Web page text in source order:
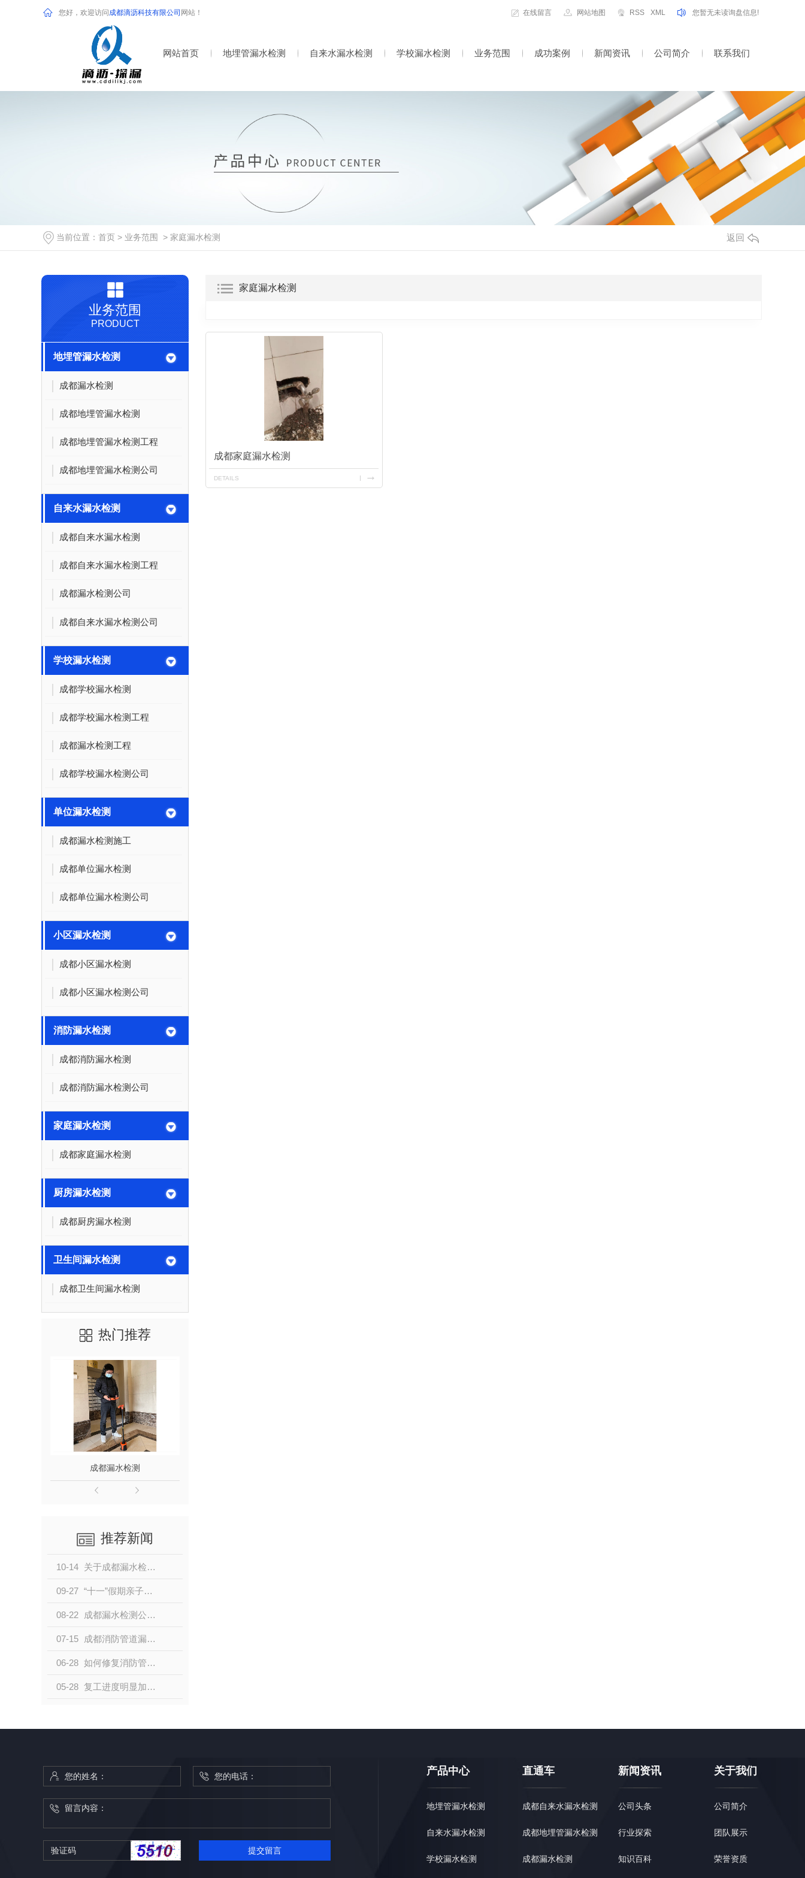
您好，欢迎访问 成都滴沥科技有限公司 网站！ 在线留言 网站地图 RSS XML 您暂无未读询盘信息!
网站首页 地埋管漏水检测 自来水漏水检测 学校漏水检测 业务范围 成功案例 新闻资讯 公司简介 联系我们
当前位置： 首页 > 业务范围 > 家庭漏水检测 返回
业务范围
PRODUCT
地埋管漏水检测
成都漏水检测
成都地埋管漏水检测
成都地埋管漏水检测工程
成都地埋管漏水检测公司
自来水漏水检测
成都自来水漏水检测
成都自来水漏水检测工程
成都漏水检测公司
成都自来水漏水检测公司
学校漏水检测
成都学校漏水检测
成都学校漏水检测工程
成都漏水检测工程
成都学校漏水检测公司
单位漏水检测
成都漏水检测施工
成都单位漏水检测
成都单位漏水检测公司
小区漏水检测
成都小区漏水检测
成都小区漏水检测公司
消防漏水检测
成都消防漏水检测
成都消防漏水检测公司
家庭漏水检测
成都家庭漏水检测
厨房漏水检测
成都厨房漏水检测
卫生间漏水检测
成都卫生间漏水检测
热门推荐
成都漏水检测
推荐新闻
10-14 关于成都漏水检测人员的注意事项！
09-27 “十一”假期亲子游、自驾游热度高
08-22 成都漏水检测公司分享生活中常见漏水场合
07-15 成都消防管道漏水检测方法是什么？
06-28 如何修复消防管道漏水？看成都自来水漏水检测公司小编怎么说
05-28 复工进度明显加快 工信部部署全力提振工业经济举措
家庭漏水检测
成都家庭漏水检测
DETAILS
产品中心
地埋管漏水检测
自来水漏水检测
学校漏水检测
直通车
成都自来水漏水检测
成都地埋管漏水检测
成都漏水检测
新闻资讯
公司头条
行业探索
知识百科
关于我们
公司简介
团队展示
荣誉资质
提交留言